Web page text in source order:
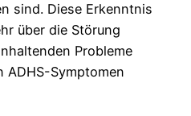
sind. Diese Erkenntnis
über die Störung
Probleme
ADHS-Symptomen